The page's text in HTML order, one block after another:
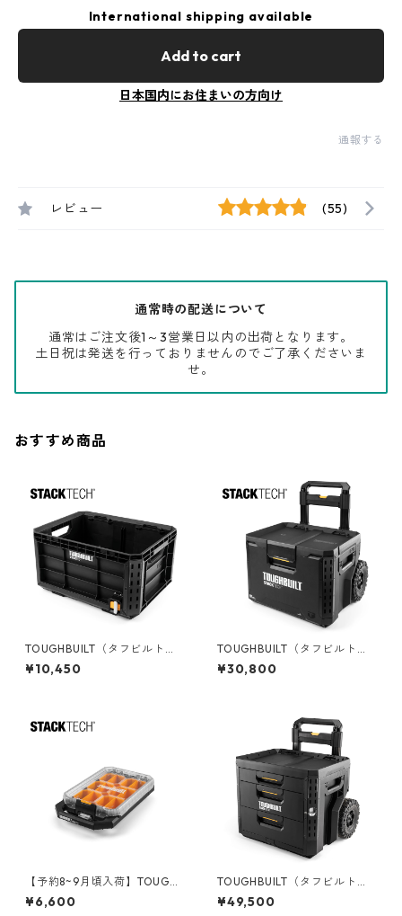
International shipping available
Add to cart
日本国内にお住まいの方向け
通報する
レビュー (55)
通常時の配送について
通常はご注文後1～3営業日以内の出荷となります。
土日祝は発送を行っておりませんのでご了承くださいま
せ。
おすすめ商品
TOUGHBUILT（タフビルト）S
TACK TECH(スタックテック)
クレートボックス TB-B1-X-5
¥10,450
TOUGHBUILT（タフビルト）S
TACK TECH(スタックテック)
ウィールツールボックス70 TB
¥30,800
【予約8~9月頃入荷】TOUGHB
UILT（タフビルト）STACK TE
CH(スタックテック) オーガナ
¥6,600
TOUGHBUILT（タフビルト）S
TACK TECH(スタックテック)
ウィール3ドロワーボックス T
¥49,500